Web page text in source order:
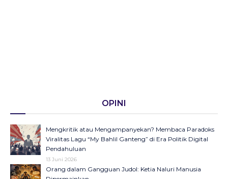
OPINI
Mengkritik atau Mengampanyekan? Membaca Paradoks
Viralitas Lagu “My Bahlil Ganteng” di Era Politik Digital
Pendahuluan
13 Juni 2026
Orang dalam Gangguan Judol: Ketia Naluri Manusia